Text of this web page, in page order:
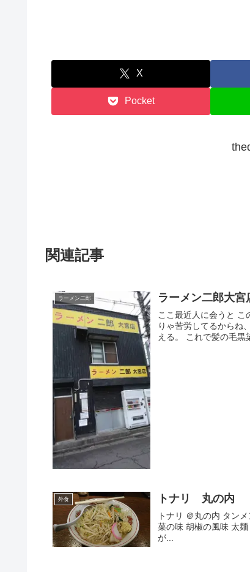
X
Pocket
関連記事
ラーメン二郎 ラーメン二郎大宮
ここ最近人に会うと
りゃ苦労してるからね
える。 これで髪の毛黒
外食 トナリ 丸の内
トナリ ＠丸の内 タン
菜の味 胡椒の風味 太
が...